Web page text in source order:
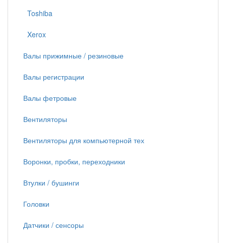
Toshiba
Xerox
Валы прижимные / резиновые
Валы регистрации
Валы фетровые
Вентиляторы
Вентиляторы для компьютерной тех
Воронки, пробки, переходники
Втулки / бушинги
Головки
Датчики / сенсоры